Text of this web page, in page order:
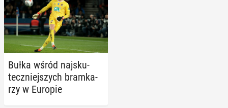
Bułka wśród naj­sku­
tecz­niej­szych bram­ka­
rzy w Europie